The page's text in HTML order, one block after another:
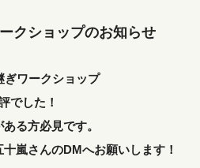
クショップのお知らせ
ぎワークショップ
でした！
る方必見です。
嵐さんのDMへお願いします！